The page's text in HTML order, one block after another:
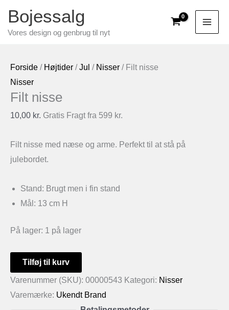
indholdet
Bojessalg
Vores design og genbrug til nyt
Forside / Højtider /Jul / Nisser / Filt nisse
Nisser
Filt nisse
10,00 kr. Gratis Fragt fra 599 kr.
Filt nisse med næse og arme. Perfekt til at stå på
julebordet.
Stand: Brugt men i fin stand
Mål: 13 cm H
På lager: 1 på lager
nisse
Tilføj til kurv
Varenummer (SKU): 00000543 Kategori: Nisser
Varemærke: Ukendt Brand